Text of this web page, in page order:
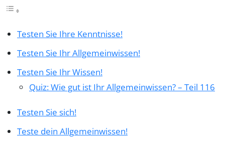
Testen Sie Ihre Kenntnisse!
Testen Sie Ihr Allgemeinwissen!
Testen Sie Ihr Wissen!
Quiz: Wie gut ist Ihr Allgemeinwissen? – Teil 116
Testen Sie sich!
Teste dein Allgemeinwissen!